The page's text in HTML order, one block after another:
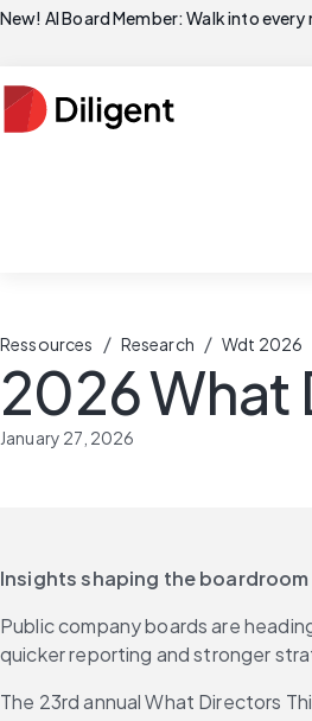
New! AI Board Member: Walk into
Ressources / Research / Wdt 2026
2026 What
January 27, 2026
Insights shaping the boardroom
Public company boards are
quicker reporting and stronger
The 23rd annual What Directors